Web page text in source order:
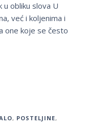
obliku slova U
već i koljenima i
one koje se često
, POSTELJINE,